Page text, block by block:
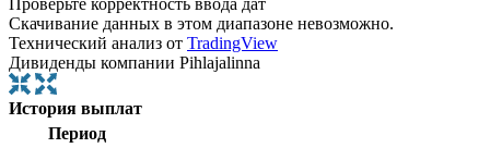
Скачивание данных в этом диапазоне невозможно.
Технический анализ от TradingView
Дивиденды компании Pihlajalinna
История выплат
Период